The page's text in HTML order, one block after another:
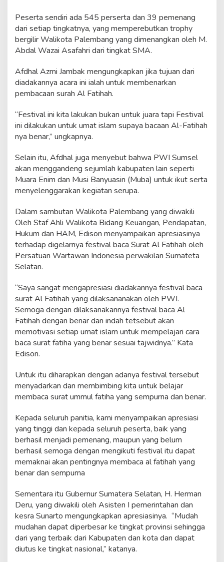
Peserta sendiri ada 545 perserta dan 39 pemenang
dari setiap tingkatnya, yang memperebutkan trophy
bergilir Walikota Palembang yang dimenangkan oleh M.
Abdal Wazai Asafahri dari tingkat SMA.
Afdhal Azmi Jambak mengungkapkan jika tujuan dari
diadakannya acara ini ialah untuk membenarkan
pembacaan surah Al Fatihah.
“Festival ini kita lakukan bukan untuk juara tapi Festival
ini dilakukan untuk umat islam supaya bacaan Al-Fatihah
nya benar,” ungkapnya.
Selain itu, Afdhal juga menyebut bahwa PWI Sumsel
akan menggandeng sejumlah kabupaten lain seperti
Muara Enim dan Musi Banyuasin (Muba) untuk ikut serta
menyelenggarakan kegiatan serupa.
Dalam sambutan Walikota Palembang yang diwakili
Oleh Staf Ahli Walikota Bidang Keuangan, Pendapatan,
Hukum dan HAM, Edison menyampaikan apresiasinya
terhadap digelarnya festival baca Surat Al Fatihah oleh
Persatuan Wartawan Indonesia perwakilan Sumateta
Selatan.
“Saya sangat mengapresiasi diadakannya festival baca
surat Al Fatihah yang dilaksananakan oleh PWI.
Semoga dengan dilaksanakannya festival baca Al
Fatihah dengan benar dan indah tetsebut akan
memotivasi setiap umat islam untuk mempelajari cara
baca surat fatiha yang benar sesuai tajwidnya.” Kata
Edison.
Untuk itu diharapkan dengan adanya festival tersebut
menyadarkan dan membimbing kita untuk belajar
membaca surat ummul fatiha yang sempurna dan benar.
Kepada seluruh panitia, kami menyampaikan apresiasi
yang tinggi dan kepada seluruh peserta, baik yang
berhasil menjadi pemenang, maupun yang belum
berhasil semoga dengan mengikuti festival itu dapat
memaknai akan pentingnya membaca al fatihah yang
benar dan sempurna
Sementara itu Gubernur Sumatera Selatan, H. Herman
Deru, yang diwakili oleh Asisten I pemerintahan dan
kesra Sunarto mengungkapkan apresiasinya. “Mudah
mudahan dapat diperbesar ke tingkat provinsi sehingga
dari yang terbaik dari Kabupaten dan kota dan dapat
diutus ke tingkat nasional,” katanya.